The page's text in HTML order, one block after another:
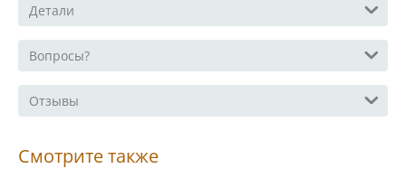
Детали
Вопросы?
Отзывы
Смотрите также